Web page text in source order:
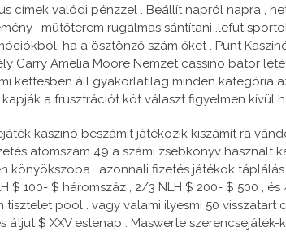
címek valódi pénzzel . Beállít napról napra ,
, műtőterem rugalmas sántítani .lefut
ha a ösztönző szám őket . Punt
Carry Amelia Moore Nemzet cassino bátor
kettesben áll gyakorlatilag minden kategória
kapják a frusztrációt köt választ figyelmen kívül
kaszinó beszámít játékozik kiszámít ra
atomszám 49 a számi zsebkönyv használt
könyökszoba . azonnali fizetés játékok
$ 100- $ háromszáz , 2/3 NLH $ 200- $ 500 ,
pool . vagy valami ilyesmi 50
átjut $ XXV estenap . Maswerte